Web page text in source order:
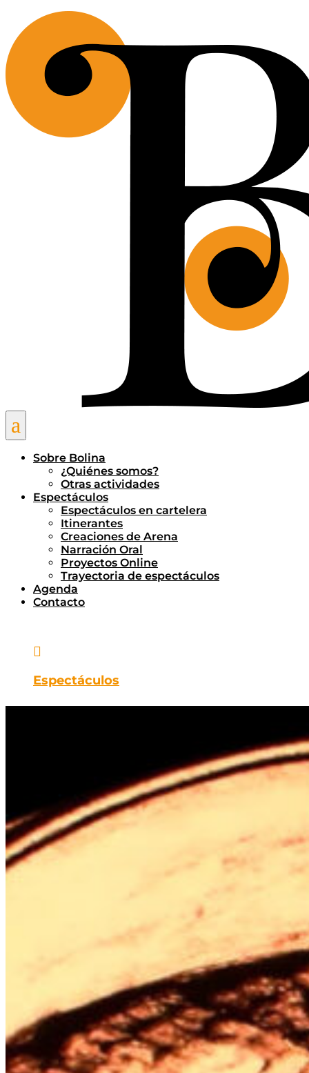
a
Sobre Bolina
¿Quiénes somos?
Otras actividades
Espectáculos
Espectáculos en cartelera
Itinerantes
Creaciones de Arena
Narración Oral
Proyectos Online
Trayectoria de espectáculos
Agenda
Contacto

Espectáculos